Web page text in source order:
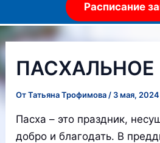
Расписание
ПАСХАЛЬНОЕ
ОтТатьяна Трофимова / 3 мая, 2024
Пасха – это праздник,
добро и благодать. В